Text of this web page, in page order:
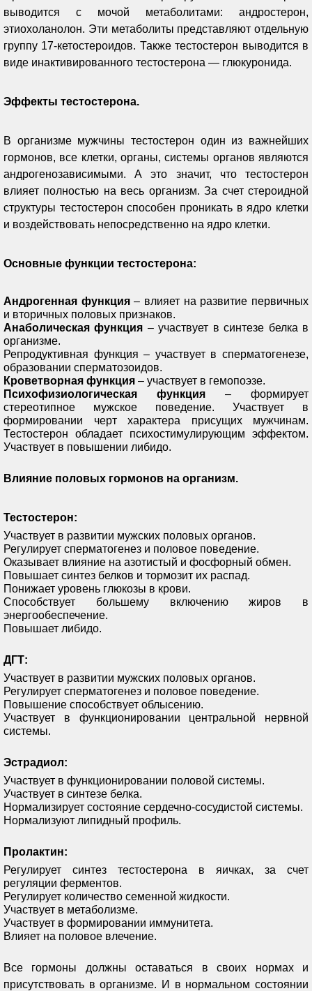
выводится с мочой метаболитами: андростерон,
этиохоланолон. Эти метаболиты представляют отдельную
группу 17-кетостероидов. Также тестостерон выводится в
виде инактивированного тестостерона — глюкуронида.
Эффекты тестостерона.
В организме мужчины тестостерон один из важнейших
гормонов, все клетки, органы, системы органов являются
андрогенозависимыми. А это значит, что тестостерон
влияет полностью на весь организм. За счет стероидной
структуры тестостерон способен проникать в ядро клетки
и воздействовать непосредственно на ядро клетки.
Основные функции тестостерона:
Андрогенная функция– влияет на развитие первичных
и вторичных половых признаков.
Анаболическая функция – участвует в синтезе белка в
организме.
Репродуктивная функция – участвует в сперматогенезе,
образовании сперматозоидов.
Кроветворная функция – участвует в гемопоэзе.
Психофизиологическая функция – формирует
стереотипное мужское поведение. Участвует в
формировании черт характера присущих мужчинам.
Тестостерон обладает психостимулирующим эффектом.
Участвует в повышении либидо.
Влияние половых гормонов на организм.
Тестостерон:
Участвует в развитии мужских половых органов.
Регулирует сперматогенез и половое поведение.
Оказывает влияние на азотистый и фосфорный обмен.
Повышает синтез белков и тормозит их распад.
Понижает уровень глюкозы в крови.
Способствует большему включению жиров в
энергообеспечение.
Повышает либидо.
ДГТ:
Участвует в развитии мужских половых органов.
Регулирует сперматогенез и половое поведение.
Повышение способствует облысению.
Участвует в функционировании центральной нервной
системы.
Эстрадиол:
Участвует в функционировании половой системы.
Участвует в синтезе белка.
Нормализирует состояние сердечно-сосудистой системы.
Нормализуют липидный профиль.
Пролактин:
Регулирует синтез тестостерона в яичках, за счет
регуляции ферментов.
Регулирует количество семенной жидкости.
Участвует в метаболизме.
Участвует в формировании иммунитета.
Влияет на половое влечение.
Все гормоны должны оставаться в своих нормах и
присутствовать в организме. И в нормальном состоянии